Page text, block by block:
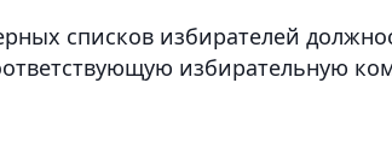
списков избирателей
избирательную